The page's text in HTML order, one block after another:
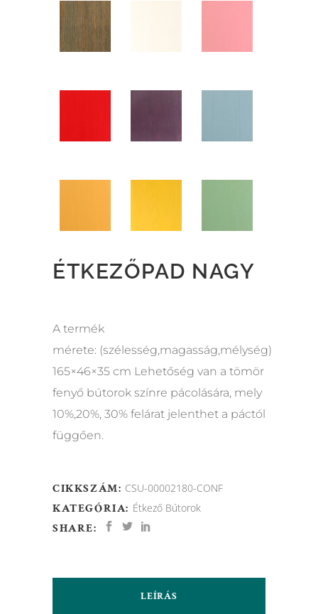
ÉTKEZŐPAD NAGY
A termék
mérete: (szélesség,magasság,mélység)
165×46×35 cm Lehetőség van a tömör
fenyő bútorok színre pácolására, mely
10%,20%, 30% felárat jelenthet a páctól
függően.
CIKKSZÁM: CSU-00002180-CONF
KATEGÓRIA: Étkező Bútorok
SHARE:
LEÍRÁS